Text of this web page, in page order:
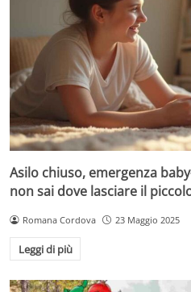
Asilo chiuso, emergenza
non sai dove lasciare il
Romana Cordova 23 Maggio 2025
Leggi di più